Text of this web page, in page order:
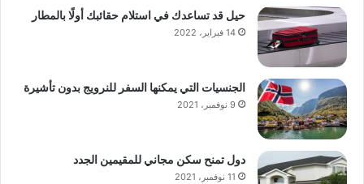
حيل قد تساعدك في استلام حقائبك أولًا بالمطار
14 فبراير، 2022
الجنسيات التي يمكنها السفر للنرويج بدون تأشيرة
9 نوفمبر، 2021
دول تمنح سكن مجاني للمقيمين الجدد
11 نوفمبر، 2021